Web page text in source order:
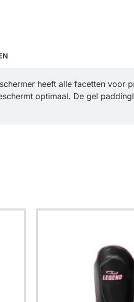
heeft alle facetten voor
optimaal. De gel